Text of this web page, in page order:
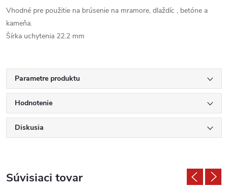
Vhodné pre použitie na brúsenie na mramore, dlaždíc , betóne a
kameňa.
Šírka uchytenia 22.2 mm
Parametre produktu
Hodnotenie
Diskusia
Súvisiaci tovar